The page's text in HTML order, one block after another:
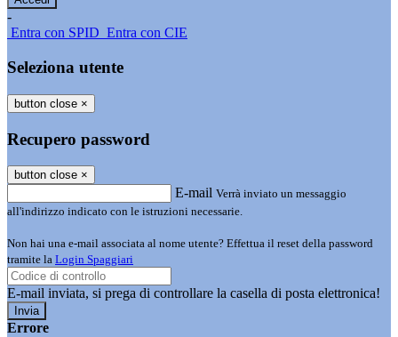
-
Entra con SPID Entra con CIE
Seleziona utente
button close ×
Recupero password
button close ×
E-mail Verrà inviato un messaggio
all'indirizzo indicato con le istruzioni necessarie.
Non hai una e-mail associata al nome utente? Effettua il reset della password
tramite la Login Spaggiari
E-mail inviata, si prega di controllare la casella di posta elettronica!
Errore